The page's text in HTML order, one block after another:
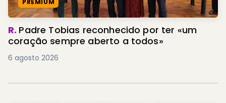
R. Padre Tobias reconhecido por ter «um
coração sempre aberto a todos»
6 agosto 2026